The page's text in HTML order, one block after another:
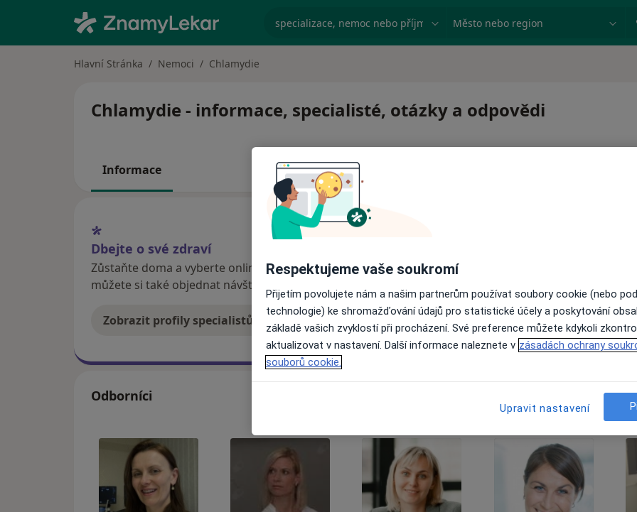
specializace, nemoc nebo příjmení Město nebo region
Hlavní Stránka Nemoci Chlamydie
Chlamydie - informace, specialisté, otázky a odpovědi
Informace
Dbejte o své zdraví
Zůstaňte doma a vyberte online konzultaci pro zahájení nebo pokračování léčby. Pokud to
můžete si také objednat návštěvu v ordinaci.
Zobrazit profily specialistů Jak to funguje?
Odborníci
Respektujeme vaše soukromí
Přijetím povolujete nám a našim partnerům používat soubory cookie (nebo
technologie) ke shromažďování údajů pro statistické účely a poskytování
základě vašich zvyklostí při procházení. Své preference můžete kdykoli
aktualizovat v nastavení. Další informace naleznete v zásadách ochrany
souborů cookie.
Upravit nastavení